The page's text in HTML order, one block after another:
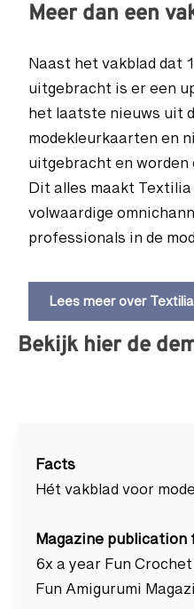
Meer dan een
Naast het vakblad dat
uitgebracht is er een
het laatste nieuws uit
modekleurkaarten en
uitgebracht en
Dit alles maakt
volwaardige
professionals in de
Lees meer over Textilia
Bekijk hier de
Facts
Hét vakblad voor
Magazine publication
6x a year Fun
Fun Amigurumi